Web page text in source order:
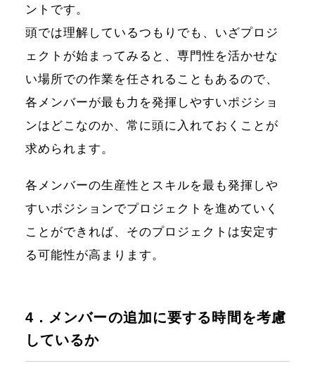
ントです。
頭では理解しているつもりでも、いざプロジ
ェクトが始まってみると、専門性を活かせな
い場所での作業を任されることもあるので、
各メンバーが最も力を発揮しやすいポジショ
ンはどこなのか、常に頭に入れておくことが
求められます。
各メンバーの生産性とスキルを最も発揮しや
すいポジションでプロジェクトを進めていく
ことができれば、そのプロジェクトは安定す
る可能性が高まります。
4．メンバーの追加に要する時間を考慮
しているか